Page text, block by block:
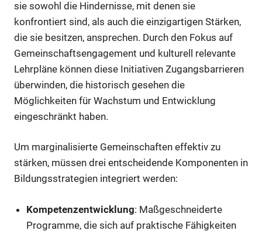
sie sowohl die Hindernisse, mit denen sie
konfrontiert sind, als auch die einzigartigen Stärken,
die sie besitzen, ansprechen. Durch den Fokus auf
Gemeinschaftsengagement und kulturell relevante
Lehrpläne können diese Initiativen Zugangsbarrieren
überwinden, die historisch gesehen die
Möglichkeiten für Wachstum und Entwicklung
eingeschränkt haben.
Um marginalisierte Gemeinschaften effektiv zu
stärken, müssen drei entscheidende Komponenten in
Bildungsstrategien integriert werden:
Kompetenzentwicklung: Maßgeschneiderte
Programme, die sich auf praktische Fähigkeiten